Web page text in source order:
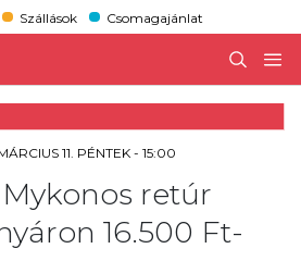
Szállások Csomagajánlat
11. PÉNTEK - 15:00
retúr
16.500 Ft-